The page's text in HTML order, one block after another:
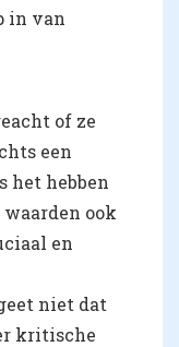
in van
of ze
een
het hebben
ook
en
niet dat
kritische